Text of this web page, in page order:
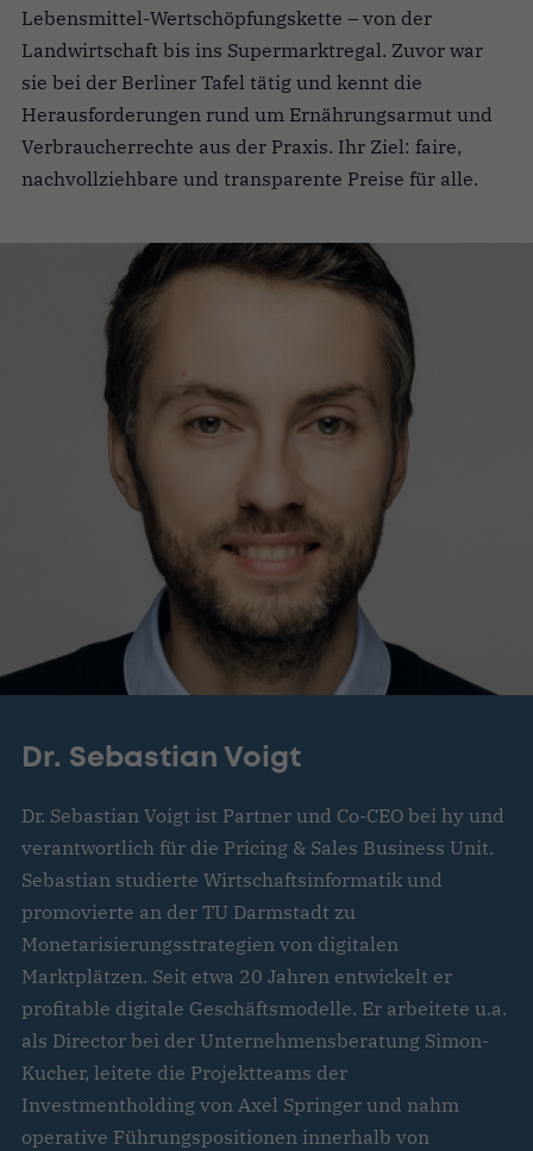
Lebensmittel-Wertschöpfungskette – von der
Landwirtschaft bis ins Supermarktregal. Zuvor war
sie bei der Berliner Tafel tätig und kennt die
Herausforderungen rund um Ernährungsarmut und
Verbraucherrechte aus der Praxis. Ihr Ziel: faire,
nachvollziehbare und transparente Preise für alle.
Dr. Sebastian Voigt
Dr. Sebastian Voigt ist Partner und Co-CEO bei hy und
verantwortlich für die Pricing & Sales Business Unit.
Sebastian studierte Wirtschaftsinformatik und
promovierte an der TU Darmstadt zu
Monetarisierungsstrategien von digitalen
Marktplätzen. Seit etwa 20 Jahren entwickelt er
profitable digitale Geschäftsmodelle. Er arbeitete u.a.
als Director bei der Unternehmensberatung Simon-
Kucher, leitete die Projektteams der
Investmentholding von Axel Springer und nahm
operative Führungspositionen innerhalb von